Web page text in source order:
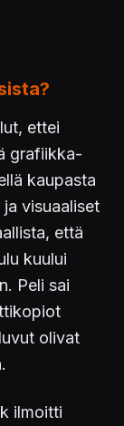
ettei
grafiikka-
kaupasta
visuaaliset
että
kuului
Peli sai
olivat
ilmoitti